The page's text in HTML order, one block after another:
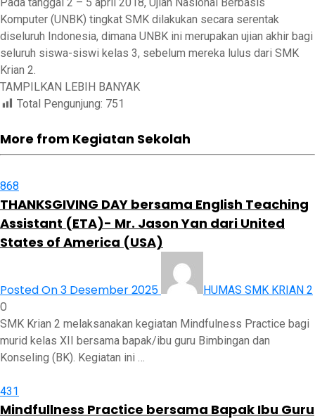
Komputer (UNBK) tingkat SMK dilakukan secara serentak
diseluruh Indonesia, dimana UNBK ini merupakan ujian akhir bagi
seluruh siswa-siswi kelas 3, sebelum mereka lulus dari SMK
Krian 2.
TAMPILKAN LEBIH BANYAK
Total Pengunjung: 751
More from Kegiatan Sekolah
868
THANKSGIVING DAY bersama English Teaching
Assistant (ETA)- Mr. Jason Yan dari United
States of America (USA)
Posted On 3 Desember 2025 HUMAS SMK KRIAN 2
0
SMK Krian 2 melaksanakan kegiatan Mindfulness Practice bagi
murid kelas XII bersama bapak/ibu guru Bimbingan dan
Konseling (BK). Kegiatan ini …
431
Mindfullness Practice bersama Bapak Ibu Guru